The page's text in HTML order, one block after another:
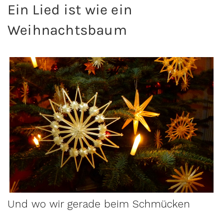
Ein Lied ist wie ein
Weihnachtsbaum
Und wo wir gerade beim Schmücken